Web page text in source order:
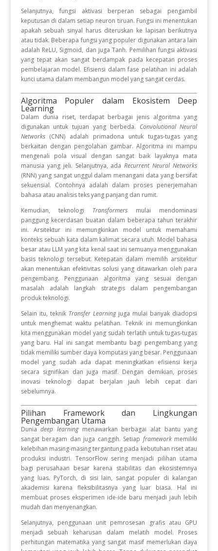
Selanjutnya, fungsi aktivasi berperan sebagai pengambil
keputusan di dalam setiap neuron tiruan. Fungsi ini menentukan
apakah sebuah sinyal harus diteruskan ke lapisan berikutnya
atau tidak. Beberapa fungsi yang populer digunakan antara lain
adalah ReLU, Sigmoid, dan juga Tanh. Pemilihan fungsi aktivasi
yang tepat akan sangat berdampak pada kecepatan proses
pembelajaran model. Efisiensi dalam fase pelatihan ini adalah
kunci utama dalam membangun model yang sangat cerdas.
Algoritma Populer dalam Ekosistem Deep
Learning
Dalam dunia riset, terdapat berbagai jenis algoritma yang
digunakan untuk tujuan yang berbeda. Convolutional Neural
Networks(CNN) adalah primadona untuk tugas-tugas yang
berkaitan dengan pengolahan gambar. Algoritma ini mampu
mengenali pola visual dengan sangat baik layaknya mata
manusia yang jeli. Selanjutnya, adaRecurrent Neural Networks
(RNN) yang sangat unggul dalam menangani data yang bersifat
sekuensial. Contohnya adalah dalam proses penerjemahan
bahasa atau analisis teks yang panjang dan rumit.
Kemudian, teknologi Transformers mulai mendominasi
panggung kecerdasan buatan dalam beberapa tahun terakhir
ini. Arsitektur ini memungkinkan model untuk memahami
konteks sebuah kata dalam kalimat secara utuh. Model bahasa
besar atau LLM yang kita kenal saat ini semuanya menggunakan
basis teknologi tersebut. Ketepatan dalam memilih arsitektur
akan menentukan efektivitas solusi yang ditawarkan oleh para
pengembang. Penggunaan algoritma yang sesuai dengan
masalah adalah langkah strategis dalam pengembangan
produk teknologi.
Selain itu, teknik Transfer Learningjuga mulai banyak diadopsi
untuk menghemat waktu pelatihan. Teknik ini memungkinkan
kita menggunakan model yang sudah terlatih untuk tugas-tugas
yang baru. Hal ini sangat membantu bagi pengembang yang
tidak memiliki sumber daya komputasi yang besar. Penggunaan
model yang sudah ada dapat meningkatkan efisiensi kerja
secara signifikan dan juga masif. Dengan demikian, proses
inovasi teknologi dapat berjalan jauh lebih cepat dari
sebelumnya.
Pilihan Framework dan Lingkungan
Pengembangan Utama
Duniadeep learningmenawarkan berbagai alat bantu yang
sangat beragam dan juga canggih. Setiap frameworkmemiliki
kelebihan masing-masing tergantung pada kebutuhan riset atau
produksi industri. TensorFlow sering menjadi pilihan utama
bagi perusahaan besar karena stabilitas dan ekosistemnya
yang luas. PyTorch, di sisi lain, sangat populer di kalangan
akademisi karena fleksibilitasnya yang luar biasa. Hal ini
membuat proses eksperimen ide-ide baru menjadi jauh lebih
mudah dan menyenangkan.
Selanjutnya, penggunaan unit pemrosesan grafis atau GPU
menjadi sebuah keharusan dalam melatih model. Proses
perhitungan matematika yang sangat masif memerlukan daya